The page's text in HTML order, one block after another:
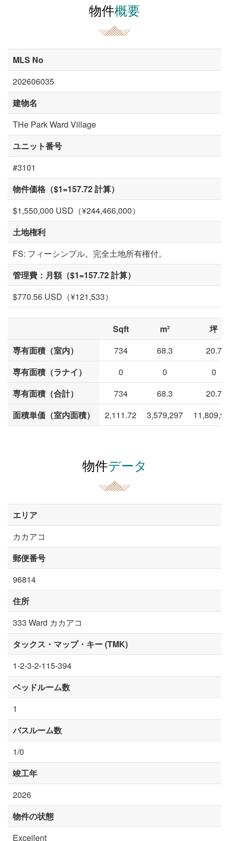
物件概要
MLS No
202606035
建物名
THe Park Ward Village
ユニット番号
#3101
物件価格（$1=157.72 計算）
$1,550,000 USD（¥244,466,000）
土地権利
FS: フィーシンプル。完全土地所有権付。
管理費：月額（$1=157.72 計算）
$770.56 USD（¥121,533）
Sqft m²
坪
専有面積（室内）
734 68.3
20.7
専有面積（ラナイ）
0 0
0
専有面積（合計）
734 68.3
20.7
面積単価（室内面積）
2,111.72 3,579,297
物件データ
エリア
カカアコ
郵便番号
96814
住所
333 Ward カカアコ
タックス・マップ・キー (TMK)
1-2-3-2-115-394
ベッドルーム数
1
バスルーム数
1/0
竣工年
2026
物件の状態
Excellent